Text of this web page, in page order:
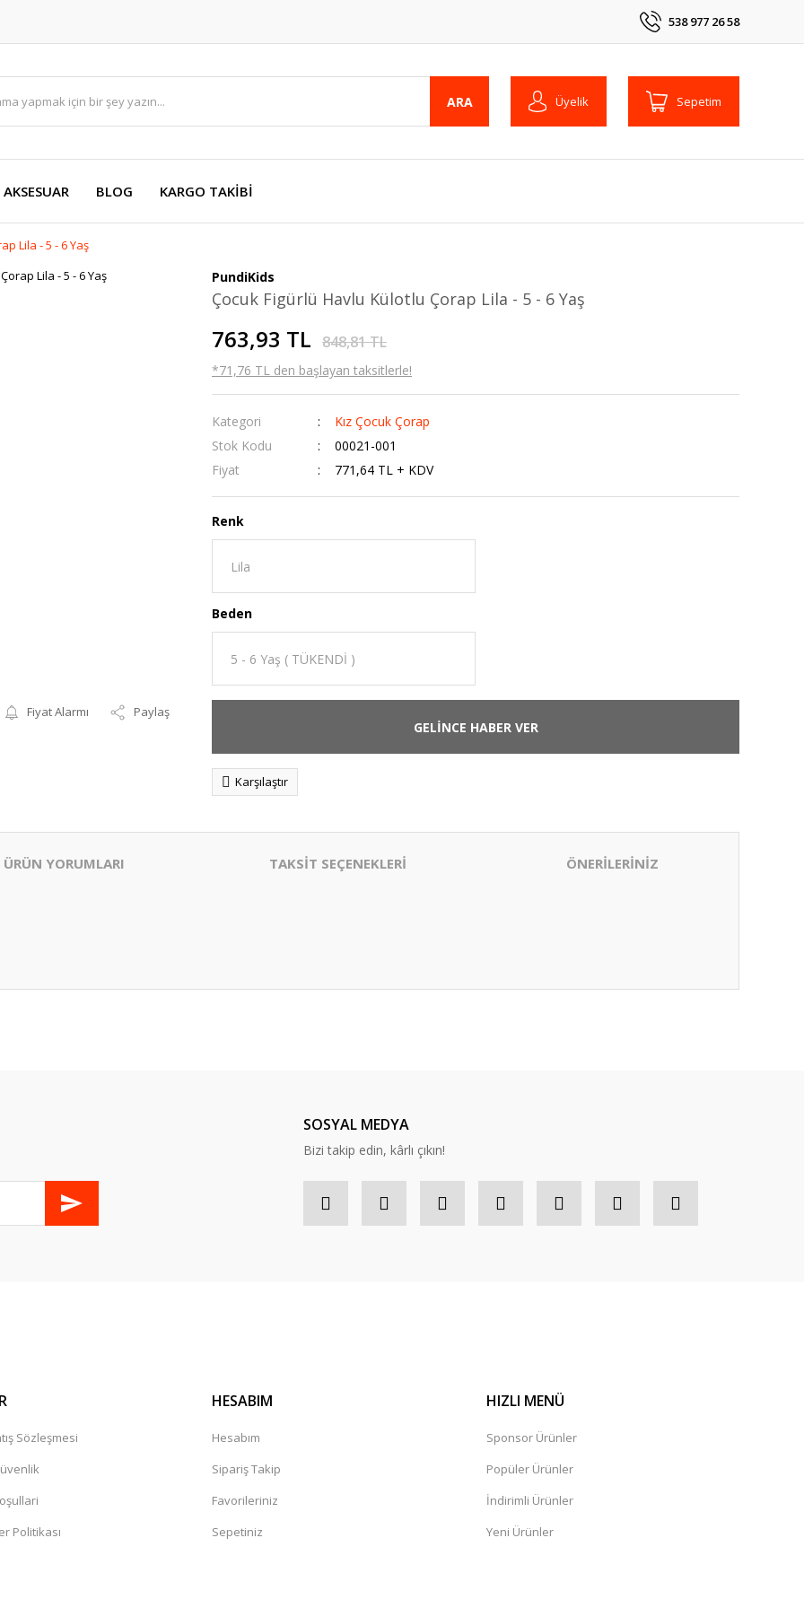
538 977 26 58
ARA Üyelik Sepetim
AKSESUAR BLOG KARGO TAKİBİ
Lila - 5 - 6 Yaş
Fiyat Alarmı Paylaş
PundiKids
Çocuk Figürlü Havlu Külotlu Çorap Lila - 5 - 6 Yaş
763,93 TL 848,81 TL
*71,76 TL den başlayan taksitlerle!
Kategori
Kız Çocuk Çorap
Stok Kodu
00021-001
Fiyat
771,64 TL + KDV
Renk
Beden
GELİNCE HABER VER
Karşılaştır
ÜRÜN YORUMLARI TAKSİT SEÇENEKLERİ ÖNERİLERİNİZ
SOSYAL MEDYA
Bizi takip edin, kârlı çıkın!
Sözleşmesi
Politikası
HESABIM
Hesabım
Sipariş Takip
Favorileriniz
Sepetiniz
HIZLI MENÜ
Sponsor Ürünler
Popüler Ürünler
İndirimli Ürünler
Yeni Ürünler